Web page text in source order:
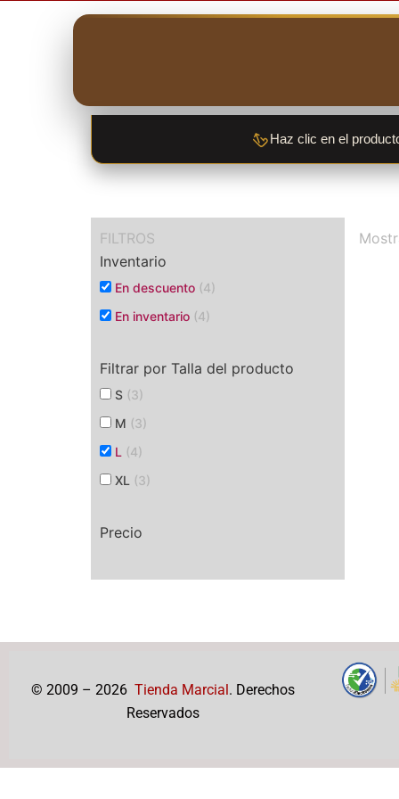
Haz clic en el
FILTROS
Inventario
En descuento (4)
En inventario (4)
Filtrar por Talla del producto
S (3)
M (3)
L (4)
XL (3)
Precio
© 2009 – 2026 Tienda Marcial . Derechos
Reservados